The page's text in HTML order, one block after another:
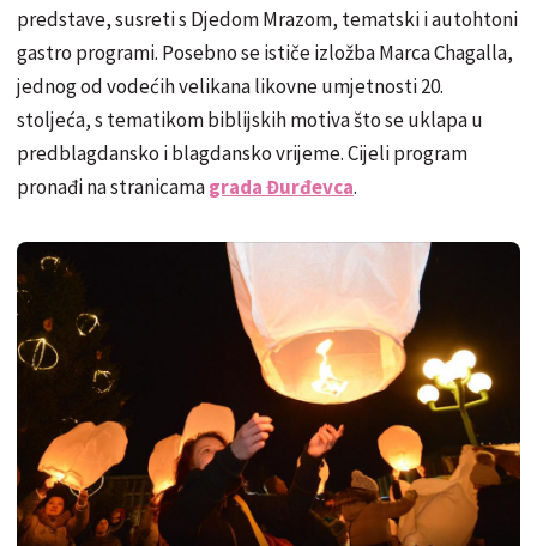
predstave, susreti s Djedom Mrazom, tematski i autohtoni
gastro programi. Posebno se ističe izložba Marca Chagalla,
jednog od vodećih velikana likovne umjetnosti 20.
stoljeća, s tematikom biblijskih motiva što se uklapa u
predblagdansko i blagdansko vrijeme. Cijeli program
pronađi na stranicamagrada Đurđevca.